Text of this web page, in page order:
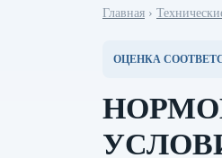
Главная ›
ОЦЕНКА